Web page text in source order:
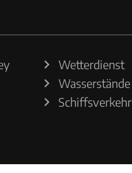
Wetterdienst
Wasserstände
Schiffsverkehr